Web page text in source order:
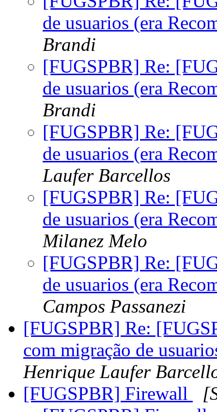
de usuarios (era
Brandi
[FUGSPBR] Re:
de usuarios (era
Brandi
[FUGSPBR] Re:
de usuarios (era
Laufer Barcellos
[FUGSPBR] Re:
de usuarios (era
Milanez Melo
[FUGSPBR] Re:
de usuarios (era
Campos Passanezi
[FUGSPBR] Re:
com migração de
Henrique Laufer
[FUGSPBR] Firewall